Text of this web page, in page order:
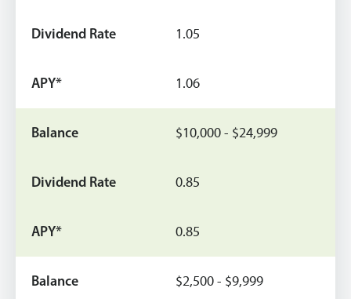
1.05
1.06
$10,000 - $24,999
0.85
0.85
$2,500 - $9,999